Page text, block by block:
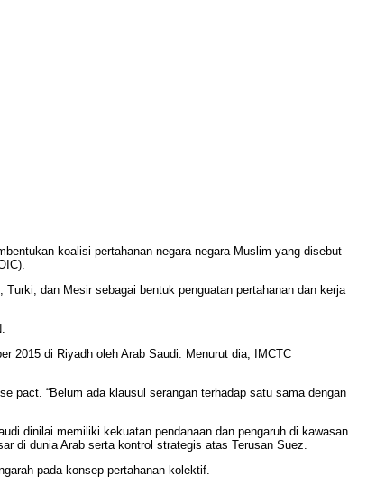
koalisi pertahanan negara-negara Muslim yang disebut
dan Mesir sebagai bentuk penguatan pertahanan dan kerja
2015 di Riyadh oleh Arab Saudi. Menurut dia, IMCTC
pact. “Belum ada klausul serangan terhadap satu sama dengan
dinilai memiliki kekuatan pendanaan dan pengaruh di kawasan
di dunia Arab serta kontrol strategis atas Terusan Suez.
pada konsep pertahanan kolektif.